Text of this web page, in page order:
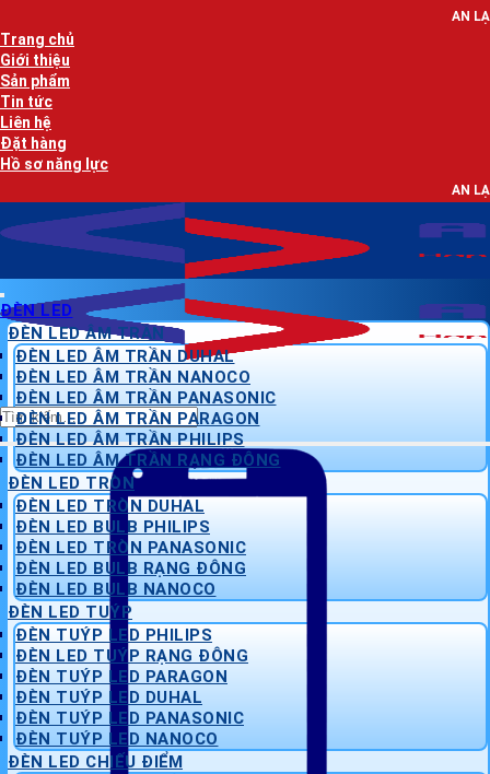
qua
nội
dung
AN LẠC PHÁT -
Trang chủ
Giới thiệu
Sản phẩm
Tin tức
Liên hệ
Đặt hàng
Hồ sơ năng lực
AN LẠC PHÁT -
Tìm
kiếm:
ĐÈN LED
ĐÈN LED ÂM TRẦN
ĐÈN LED ÂM TRẦN DUHAL
ĐÈN LED ÂM TRẦN NANOCO
ĐÈN LED ÂM TRẦN PANASONIC
ĐÈN LED ÂM TRẦN PARAGON
ĐÈN LED ÂM TRẦN PHILIPS
ĐÈN LED ÂM TRẦN RẠNG ĐÔNG
ĐÈN LED TRÒN
ĐÈN LED TRÒN DUHAL
ĐÈN LED BULB PHILIPS
ĐÈN LED TRÒN PANASONIC
ĐÈN LED BULB RẠNG ĐÔNG
ĐÈN LED BULB NANOCO
ĐÈN LED TUÝP
ĐÈN TUÝP LED PHILIPS
ĐÈN LED TUÝP RẠNG ĐÔNG
ĐÈN TUÝP LED PARAGON
ĐÈN TUÝP LED DUHAL
ĐÈN TUÝP LED PANASONIC
ĐÈN TUÝP LED NANOCO
ĐÈN LED CHIẾU ĐIỂM